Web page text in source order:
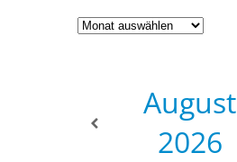
Geschichte
August
2026